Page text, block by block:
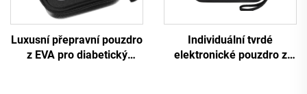
Luxusní přepravní pouzdro
z EVA pro diabetický
Individuální tvrdé
elektronické pouzdro z